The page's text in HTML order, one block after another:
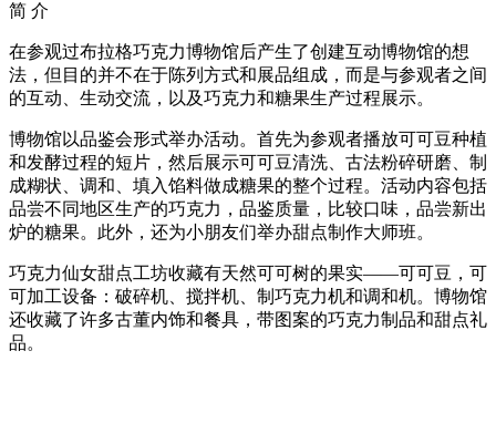
简 介
在参观过布拉格巧克力博物馆后产生了创建互动博物馆的想
法，但目的并不在于陈列方式和展品组成，而是与参观者之间
的互动、生动交流，以及巧克力和糖果生产过程展示。
博物馆以品鉴会形式举办活动。首先为参观者播放可可豆种植
和发酵过程的短片，然后展示可可豆清洗、古法粉碎研磨、制
成糊状、调和、填入馅料做成糖果的整个过程。活动内容包括
品尝不同地区生产的巧克力，品鉴质量，比较口味，品尝新出
炉的糖果。此外，还为小朋友们举办甜点制作大师班。
巧克力仙女甜点工坊收藏有天然可可树的果实——可可豆，可
可加工设备：破碎机、搅拌机、制巧克力机和调和机。博物馆
还收藏了许多古董内饰和餐具，带图案的巧克力制品和甜点礼
品。